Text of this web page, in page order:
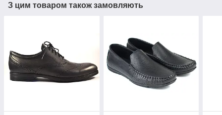
З цим товаром також замовляють